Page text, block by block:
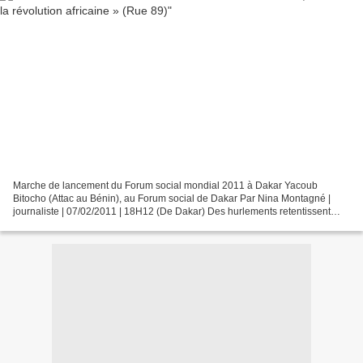
Marche de lancement du Forum social mondial 2011 à Dakar Yacoub
Bitocho (Attac au Bénin), au Forum social de Dakar Par Nina Montagné |
journaliste | 07/02/2011 | 18H12 (De Dakar) Des hurlements retentissent